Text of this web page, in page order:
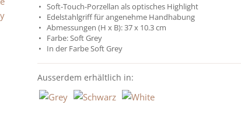
Soft-Touch-Porzellan als optisches Highlight
Edelstahlgriff für angenehme Handhabung
Abmessungen (H x B): 37 x 10.3 cm
Farbe: Soft Grey
In der Farbe Soft Grey
Ausserdem erhältlich in: